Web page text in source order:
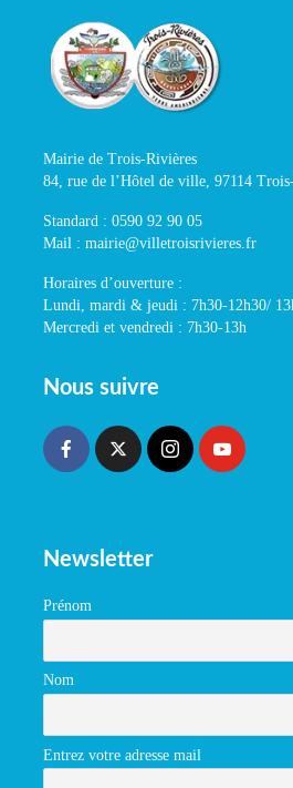
Mairie de Trois-Rivières
84, rue de l’Hôtel de ville, 97114
Standard : 0590 92 90 05
Mail : mairie@villetroisrivieres.fr
Horaires d’ouverture :
Lundi, mardi & jeudi : 7h30-12h30/
Mercredi et vendredi : 7h30-13h
Nous suivre
Newsletter
Prénom
Nom
Entrez votre adresse mail